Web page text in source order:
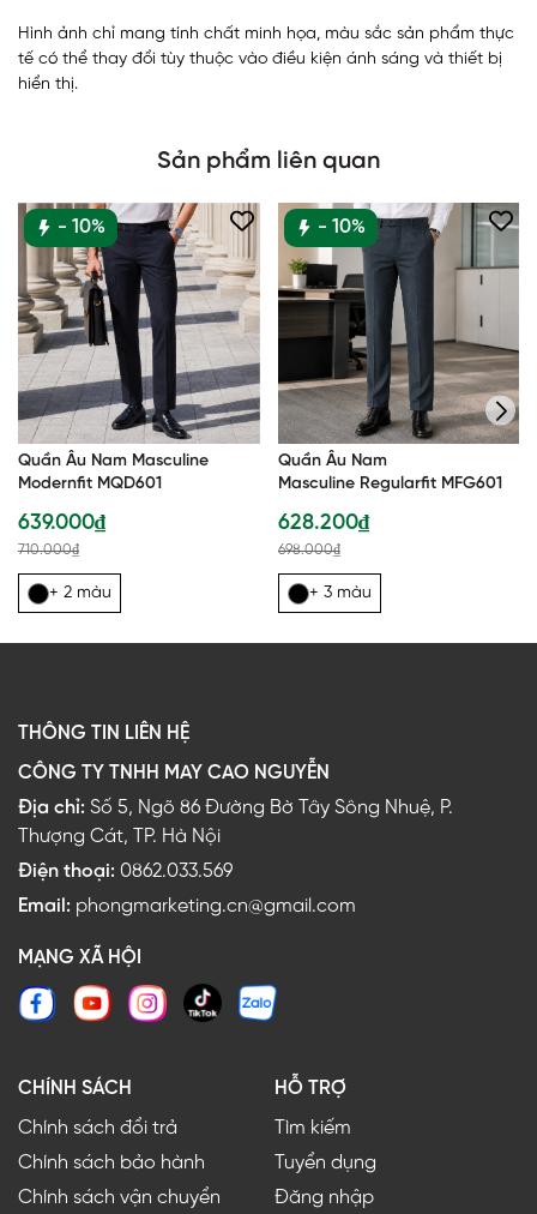
Hình ảnh chỉ mang tính chất minh họa, màu sắc sản phẩm thực
tế có thể thay đổi tùy thuộc vào điều kiện ánh sáng và thiết bị
hiển thị.
Sản phẩm liên quan
- 10%
Quần Âu Nam Masculine
Modernfit MQD601
639.000₫
710.000₫
+ 2 màu
- 10%
Quần Âu Nam
Masculine Regularfit MFG601
628.200₫
698.000₫
+ 3 màu
THÔNG TIN LIÊN HỆ
CÔNG TY TNHH MAY CAO NGUYỄN
Địa chỉ: Số 5, Ngõ 86 Đường Bờ Tây Sông Nhuệ, P.
Thượng Cát, TP. Hà Nội
Điện thoại: 0862.033.569
Email: phongmarketing.cn@gmail.com
MẠNG XÃ HỘI
CHÍNH SÁCH
Chính sách đổi trả
Chính sách bảo hành
Chính sách vận chuyển
HỖ TRỢ
Tìm kiếm
Tuyển dụng
Đăng nhập